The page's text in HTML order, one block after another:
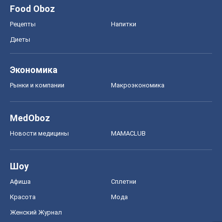
Food Oboz
Рецепты Напитки
Диеты
Экономика
Рынки и компании Mакроэкономика
MedOboz
Новости медицины MAMACLUB
Шоу
Афиша Сплетни
Красота Мода
Женский Журнал